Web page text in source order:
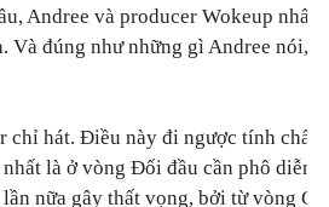
Andree và producer Wokeup nhấn
Và đúng như những gì Andree nói,
chỉ hát. Điều này đi ngược tính chất
là ở vòng Đối đầu cần phô diễn
nữa gây thất vọng, bởi từ vòng